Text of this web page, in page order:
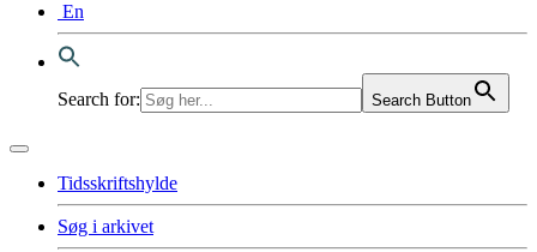
En
Search for: Search Button
Tidsskriftshylde
Søg i arkivet